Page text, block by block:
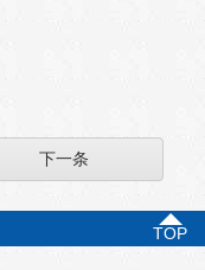
下一条
TOP